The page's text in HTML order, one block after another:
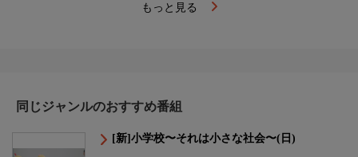
もっと見る
同じジャンルのおすすめ番組
[新]小学校〜それは小さな社会〜(日)